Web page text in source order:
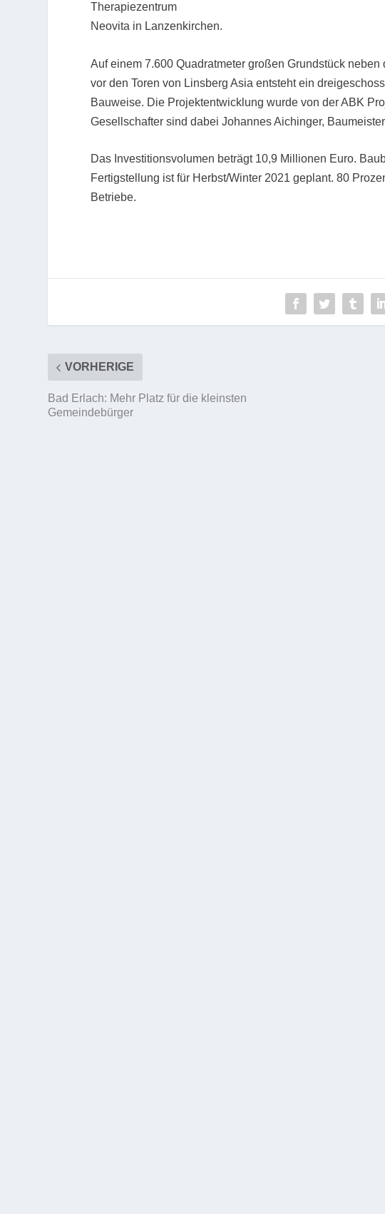
Therapiezentrum
Neovita in Lanzenkirchen.
Auf einem 7.600 Quadratmeter großen Grundstück
vor den Toren von Linsberg Asia entsteht ein
Bauweise. Die Projektentwicklung wurde von der ABK
Gesellschafter sind dabei Johannes Aichinger,
Das Investitionsvolumen beträgt 10,9 Millionen Euro.
Fertigstellung ist für Herbst/Winter 2021 geplant. 80
Betriebe.
VORHERIGE
Bad Erlach: Mehr Platz für die kleinsten
Gemeindebürger